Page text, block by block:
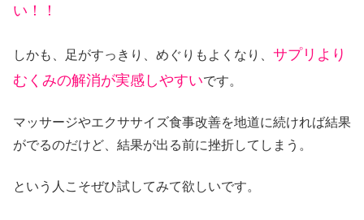
い！！
しかも、足がすっきり、めぐりもよくなり、 サプリより
むくみの解消が実感しやすいです。
マッサージやエクササイズ食事改善を地道に続ければ結果
がでるのだけど、結果が出る前に挫折してしまう。
という人こそぜひ試してみて欲しいです。